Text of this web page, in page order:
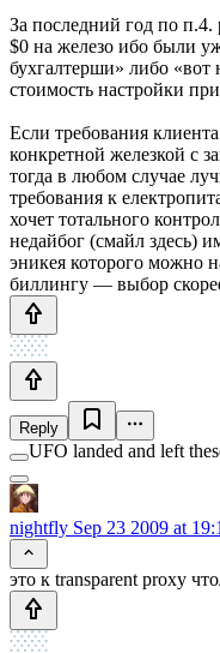
За последний год по п.4.
$0 на железо ибо были
бухгалтерши» либо
стоимость настройки
Если требования
конкретной железкой с
тогда в любом случае
требования к
хочет тотального
недайбог (смайл здесь)
эникея которого можно
биллингу — выбор
Reply
UFO landed and left
nightfly Sep 23 2009 at
это к transparent proxy